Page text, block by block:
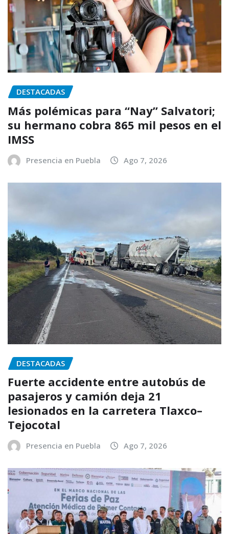
DESTACADAS
Más polémicas para “Nay” Salvatori;
su hermano cobra 865 mil pesos en el
IMSS
Presencia en Puebla Ago 7, 2026
DESTACADAS
Fuerte accidente entre autobús de
pasajeros y camión deja 21
lesionados en la carretera Tlaxco–
Tejocotal
Presencia en Puebla Ago 7, 2026